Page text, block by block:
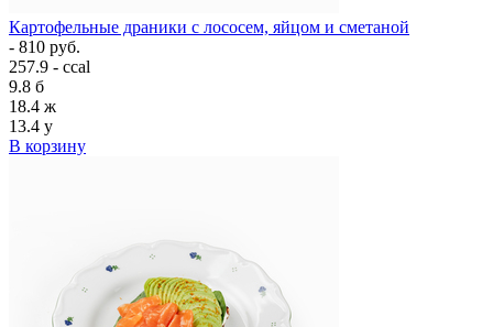
Картофельные драники с лососем, яйцом и сметаной
- 810 руб.
257.9 - ccal
9.8 б
18.4 ж
13.4 у
В корзину